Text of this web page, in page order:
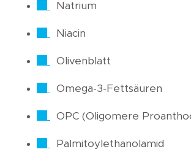
Natrium
Niacin
Olivenblatt
Omega-3-Fettsäuren
OPC (Oligomere
Palmitoylethanolamid